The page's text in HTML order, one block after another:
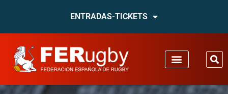
ENTRADAS-TICKETS